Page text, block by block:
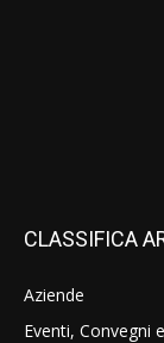
CLASSIFICA
Aziende
Eventi, Convegni